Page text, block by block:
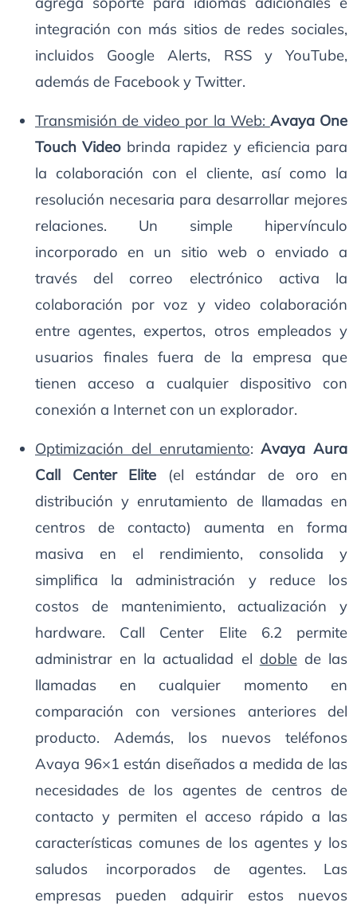
integración con más sitios de redes sociales,
incluidos Google Alerts, RSS y YouTube,
además de Facebook y Twitter.
Transmisión de video por la Web: Avaya One
Touch Video brinda rapidez y eficiencia para
la colaboración con el cliente, así como la
resolución necesaria para desarrollar mejores
relaciones. Un simple hipervínculo
incorporado en un sitio web o enviado a
través del correo electrónico activa la
colaboración por voz y video colaboración
entre agentes, expertos, otros empleados y
usuarios finales fuera de la empresa que
tienen acceso a cualquier dispositivo con
conexión a Internet con un explorador.
Optimización del enrutamiento:Avaya Aura
Call Center Elite (el estándar de oro en
distribución y enrutamiento de llamadas en
centros de contacto) aumenta en forma
masiva en el rendimiento, consolida y
simplifica la administración y reduce los
costos de mantenimiento, actualización y
hardware. Call Center Elite 6.2 permite
administrar en la actualidad el doblede las
llamadas en cualquier momento en
comparación con versiones anteriores del
producto. Además, los nuevos teléfonos
Avaya 96×1 están diseñados a medida de las
necesidades de los agentes de centros de
contacto y permiten el acceso rápido a las
características comunes de los agentes y los
saludos incorporados de agentes. Las
empresas pueden adquirir estos nuevos